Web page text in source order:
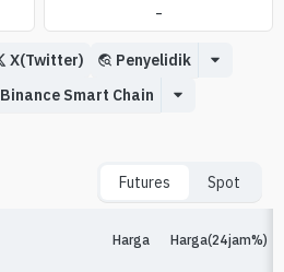
-
X(Twitter)
Penyelidik
Binance Smart Chain
Futures Spot
Harga Harga(24jam%)